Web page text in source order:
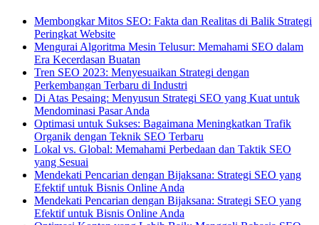
Membongkar Mitos SEO: Fakta dan Realitas di Balik Strategi
Peringkat Website
Mengurai Algoritma Mesin Telusur: Memahami SEO dalam
Era Kecerdasan Buatan
Tren SEO 2023: Menyesuaikan Strategi dengan
Perkembangan Terbaru di Industri
Di Atas Pesaing: Menyusun Strategi SEO yang Kuat untuk
Mendominasi Pasar Anda
Optimasi untuk Sukses: Bagaimana Meningkatkan Trafik
Organik dengan Teknik SEO Terbaru
Lokal vs. Global: Memahami Perbedaan dan Taktik SEO
yang Sesuai
Mendekati Pencarian dengan Bijaksana: Strategi SEO yang
Efektif untuk Bisnis Online Anda
Mendekati Pencarian dengan Bijaksana: Strategi SEO yang
Efektif untuk Bisnis Online Anda